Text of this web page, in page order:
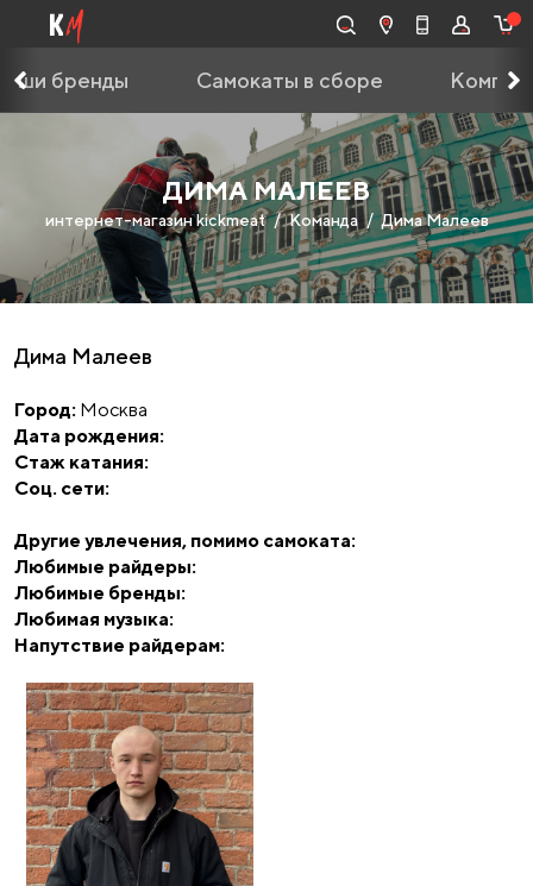
бренды Самокаты в сборе
ДИМА МАЛЕЕВ
интернет-магазин kickmeat Команда Дима Малеев
Дима Малеев
Город: Москва
Дата рождения:
Стаж катания:
Соц. сети:
Другие увлечения, помимо самоката:
Любимые райдеры:
Любимые бренды:
Любимая музыка:
Напутствие райдерам: